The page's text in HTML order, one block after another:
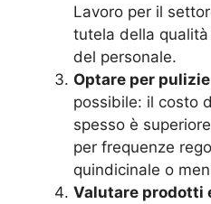
Lavoro per il
tutela della
del personale.
Optare per
possibile: il costo
spesso è
per frequenze
quindicinale o
Valutare prodotti